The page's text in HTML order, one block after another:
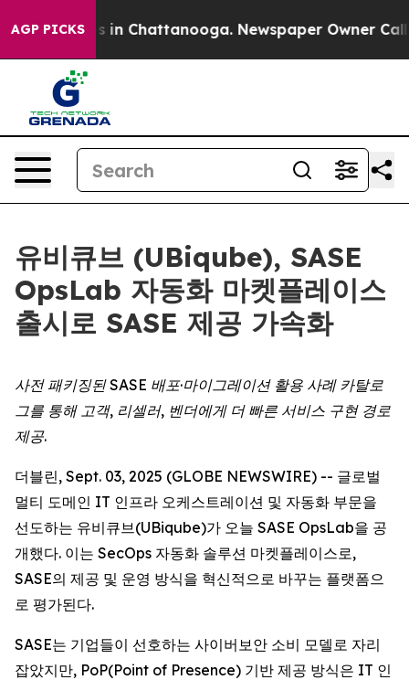
AGP PICKS
Chaos in Chattanooga. Newspaper Owner Calls
유비큐브 (UBiqube), SASE
OpsLab 자동화 마켓플레이스
출시로 SASE 제공 가속화
사전 패키징된 SASE 배포·마이그레이션 활용 사례 카탈로
그를 통해 고객, 리셀러, 벤더에게 더 빠른 서비스 구현 경로
제공.
더블린, Sept. 03, 2025 (GLOBE NEWSWIRE) -- 글로벌
멀티 도메인 IT 인프라 오케스트레이션 및 자동화 부문을
선도하는 유비큐브(UBiqube)가 오늘 SASE OpsLab을 공
개했다. 이는 SecOps 자동화 솔루션 마켓플레이스로,
SASE의 제공 및 운영 방식을 혁신적으로 바꾸는 플랫폼으
로 평가된다.
SASE는 기업들이 선호하는 사이버보안 소비 모델로 자리
잡았지만, PoP(Point of Presence) 기반 제공 방식은 IT 인